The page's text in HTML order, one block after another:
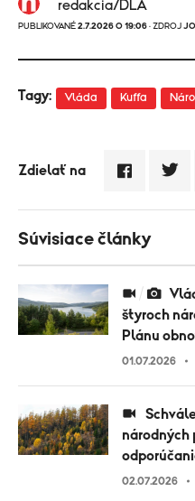
redakcia/DLA
PUBLIKOVANÉ 2.7.2026 O 19:06 · ZDROJ
Tagy: Vláda Kuffa
Zdielať na
Súvisiace články
Vláda schválila nové zonácie
štyroch
Plánu
01.07.2026
národných
02.07.2026